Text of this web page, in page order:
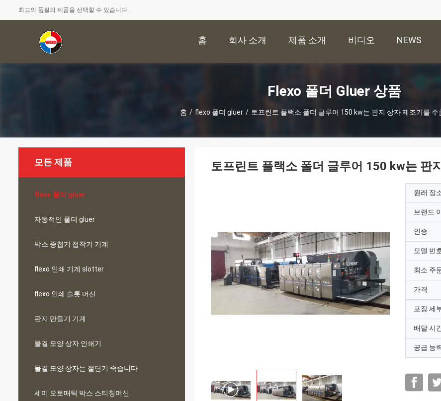
최고의 품질의 제품을 선택할 수 있습니다.
홈 회사 소개 제품 소개 비디오 NEWS
Flexo 폴더 Gluer 상품
홈 / flexo 폴더 gluer / 토프린트 플랙소 폴더 글루어 150 kw는 판지 상자 제조기를
모든 제품
flexo 폴더 gluer
자동적인 폴더 gluer
박스 중첩기 접착기 기계
flexo 인쇄 기계 slotter
flexo 인쇄 슬롯 머신
판지 만들기 기계
물결 모양 상자 인쇄기
물결 모양 상자는 절단기 죽습니다
세미 오토매틱 박스 스티칭머신
토프린트 플랙소 폴더 글루어 150 kw는 판
원래 장
브랜드
인증
모델 번
최소 주
가격
포장 세
배달 시
공급 능